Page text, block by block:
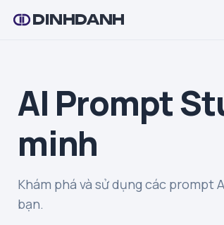
DINHDANH
AI Prompt
minh
Khám phá và sử dụng các prompt
bạn.